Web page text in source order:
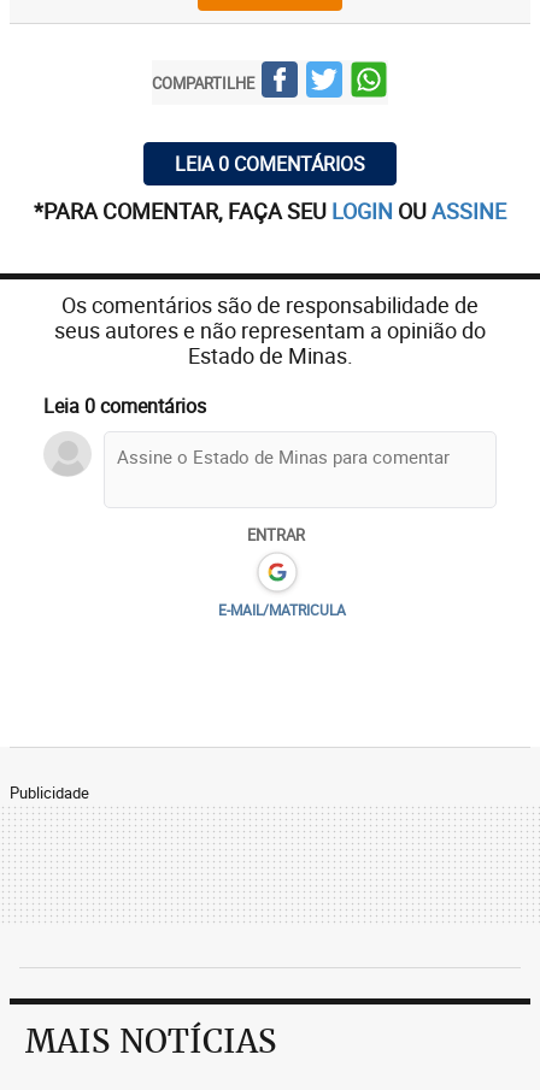
COMPARTILHE
LEIA 0 COMENTÁRIOS
*PARA COMENTAR, FAÇA SEU LOGIN OUASSINE
Os comentários são de responsabilidade de
seus autores e não representam a opinião do
Estado de Minas.
Leia 0 comentários
ENTRAR
E-MAIL/MATRICULA
Publicidade
MAIS NOTÍCIAS